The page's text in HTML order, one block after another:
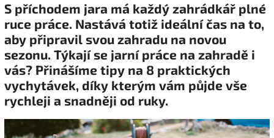
S příchodem jara má každý zahrádkář plné
ruce práce. Nastává totiž ideální čas na to,
aby připravil svou zahradu na novou
sezonu. Týkají se jarní práce na zahradě i
vás? Přinášíme tipy na 8 praktických
vychytávek, díky kterým vám půjde vše
rychleji a snadněji od ruky.